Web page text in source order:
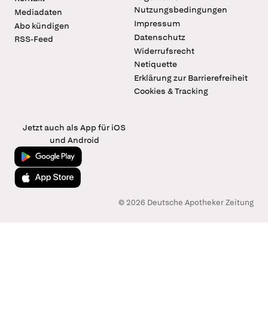
Mediadaten
Abo kündigen
RSS-Feed
Nutzungsbedingungen
Impressum
Datenschutz
Widerrufsrecht
Netiquette
Erklärung zur Barrierefreiheit
Cookies & Tracking
Jetzt auch als App für iOS
und Android
Jetzt bei Google Play
Laden im App Store
© 2026 Deutsche Apotheker Zeitung